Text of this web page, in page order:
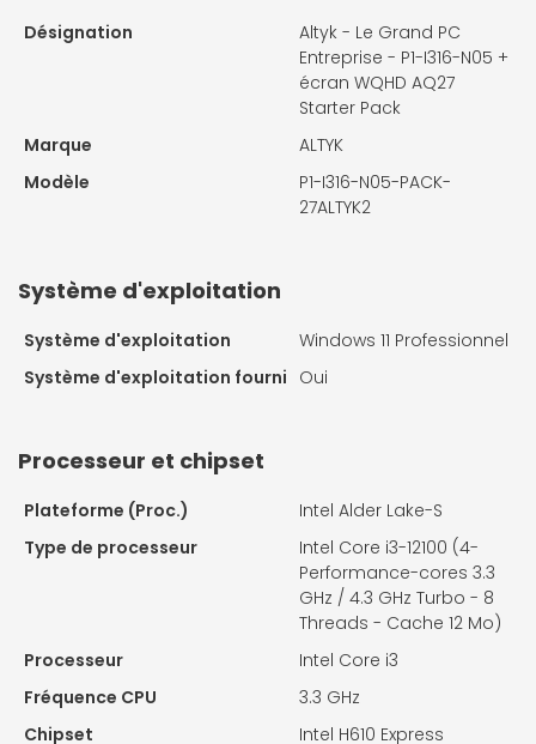
Désignation
Altyk - Le Grand PC
Entreprise - P1-I316-N05 +
écran WQHD AQ27
Starter Pack
Marque
ALTYK
Modèle
P1-I316-N05-PACK-
27ALTYK2
Système d'exploitation
Système d'exploitation
Windows 11 Professionnel
Système d'exploitation fourni Oui
Processeur et chipset
Plateforme (Proc.)
Intel Alder Lake-S
Type de processeur
Intel Core i3-12100 (4-
Performance-cores 3.3
GHz / 4.3 GHz Turbo - 8
Threads - Cache 12 Mo)
Processeur
Intel Core i3
Fréquence CPU
3.3 GHz
Chipset
Intel H610 Express